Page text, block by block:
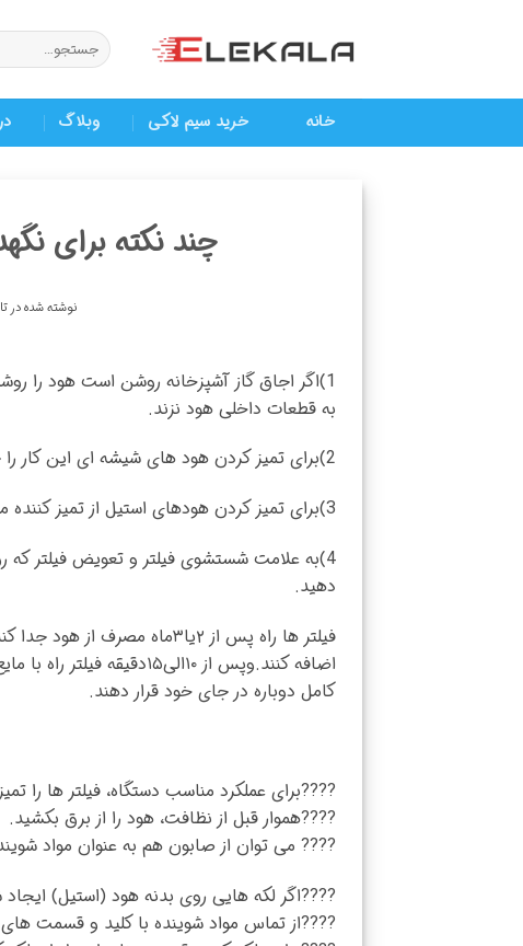
جستجو
برای:
خانه خرید سیم لاکی وبلاگ
چند نکته برای
نوشته شده در
1)اگر اجاق گاز آشپزخانه روشن است هود را
به قطعات داخلی هود نزند.
2)برای تمیز کردن هود های شیشه ای این کار را حداقل 1 ساعت پس از خاموش کردن هود انجام دهید.
3)برای تمیز کردن هودهای استیل از تمیز کننده مخصوص با عنوان محافظ استیل استفاده کنید.
4)به علامت شستشوی فیلتر و تعویض فیلتر
دهید.
فیلتر ها راه پس از
اضافه کنند.وپس از
کامل دوباره در جای خود قرار دهند.
????برای عملکرد ⁣مناسب دستگاه، فیلتر ها را
????هموار قبل ⁣از نظافت، هود را از برق بکشید.
???? می توان از⁣ صابون هم به عنوان مواد
????اگر لکه ⁣هایی روی بدنه هود (استیل)
????از تماس ⁣مواد شوینده با کلید و قسمت های